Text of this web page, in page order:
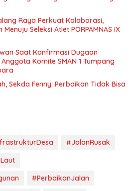
Raya Perkuat Kolaborasi,
Seleksi Atlet PORPAMNAS IX
Saat Konfirmasi Dugaan
Komite SMAN 1 Tumpang
Sekda Fenny: Perbaikan Tidak Bisa
#JalanRusak
#PerbaikanJalan